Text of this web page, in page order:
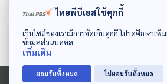
ดาวน์โหลด Thai PBS Podcast Application
ตอนที่เกี่ยวข้อง
ไทยพีบีเอสใช้คุกกี้
เว็บไซต์ของเรามีการจัดเก็บคุกกี้ โปรดศึกษาเ
ข้อมูลส่วนบุคคล
เพิ่มเติม
ยอมรับทั้งหมด ไม่ยอมรับทั้งหมด